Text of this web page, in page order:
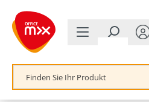
springen